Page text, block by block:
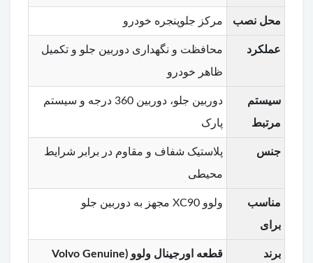
محل نصب مرکز جلوپنجره خودرو
عملکرد
محافظت و نگهداری دوربین جلو و تکمیل
ظاهر خودرو
سیستم
مرتبط
دوربین جلو، دوربین 360 درجه و سیستم
پارک
جنس
پلاستیک شفاف و مقاوم در برابر شرایط
محیطی
مناسب
برای
ولوو XC90 مجهز به دوربین جلو
برند
قطعه اورجینال ولوو (Volvo Genuine